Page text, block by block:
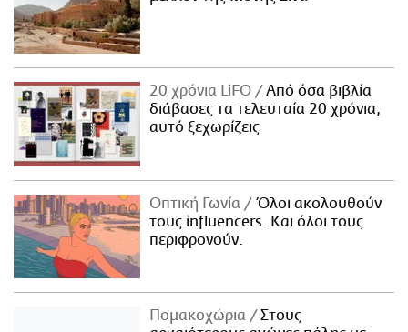
20 χρόνια LiFO
Από όσα βιβλία
διάβασες τα τελευταία 20 χρόνια,
αυτό ξεχωρίζεις
Οπτική Γωνία
Όλοι ακολουθούν
τους influencers. Και όλοι τους
περιφρονούν.
Πομακοχώρια
Στους